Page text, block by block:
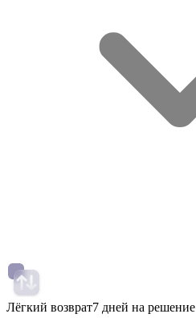
Лёгкий возврат7 дней на решение